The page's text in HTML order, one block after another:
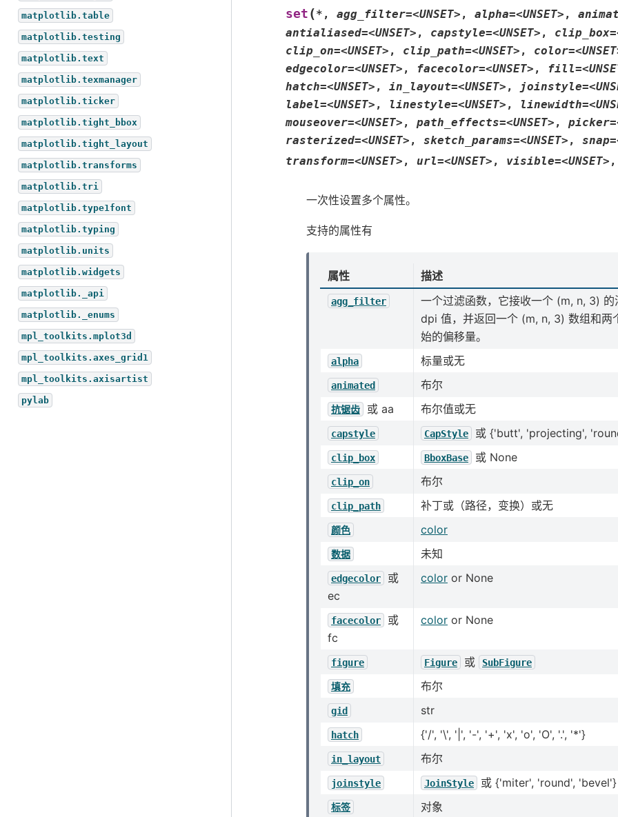
matplotlib.table
matplotlib.testing
matplotlib.text
matplotlib.texmanager
matplotlib.ticker
matplotlib.tight_bbox
matplotlib.tight_layout
matplotlib.transforms
matplotlib.tri
matplotlib.type1font
matplotlib.typing
matplotlib.units
matplotlib.widgets
matplotlib._api
matplotlib._enums
mpl_toolkits.mplot3d
mpl_toolkits.axes_grid1
mpl_toolkits.axisartist
pylab
set (* , agg_filter=<UNSET> , alpha=<UNSET> ,
antialiased=<UNSET> , capstyle=<UNSET> ,
clip_on=<UNSET> , clip_path=<UNSET> ,
edgecolor=<UNSET> , facecolor=<UNSET> ,
hatch=<UNSET> , in_layout=<UNSET> ,
label=<UNSET> , linestyle=<UNSET> ,
mouseover=<UNSET> , path_effects=<UNSET> ,
rasterized=<UNSET> , sketch_params=<UNSET> ,
transform=<UNSET> , url=<UNSET> , visible=<UNSET> ,
一次性设置多个属性。
支持的属性有
属性 描述
agg_filter
一个过滤函数，它接收一个 (m, n, 3) 的
dpi 值，并返回一个 (m, n, 3) 数组和两
始的偏移量。
alpha 标量或无
animated 布尔
抗锯齿 或 aa 布尔值或无
capstyle CapStyle 或 {'butt', 'projecting',
clip_box BboxBase 或 None
clip_on 布尔
clip_path 补丁或（路径，变换）或无
颜色 color
数据 未知
edgecolor
或
ec
color or None
facecolor
或
fc
color or None
figure Figure 或 SubFigure
填充 布尔
gid str
hatch {'/', '\', '|', '-', '+', 'x', 'o', 'O', '.', '*'}
in_layout 布尔
joinstyle JoinStyle 或 {'miter', 'round', 'bevel'}
标签 对象